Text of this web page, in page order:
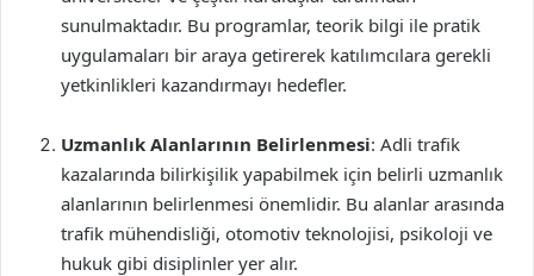
sunulmaktadır. Bu programlar, teorik bilgi ile pratik
uygulamaları bir araya getirerek katılımcılara gerekli
yetkinlikleri kazandırmayı hedefler.
Uzmanlık Alanlarının Belirlenmesi: Adli trafik
kazalarında bilirkişilik yapabilmek için belirli uzmanlık
alanlarının belirlenmesi önemlidir. Bu alanlar arasında
trafik mühendisliği, otomotiv teknolojisi, psikoloji ve
hukuk gibi disiplinler yer alır.